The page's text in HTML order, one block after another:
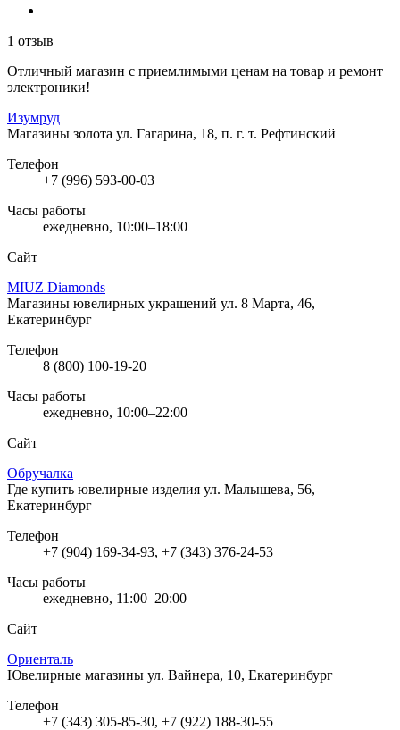
1 отзыв
Отличный магазин с приемлимыми ценам на товар и ремонт
электроники!
Изумруд
Магазины золота ул. Гагарина, 18, п. г. т. Рефтинский
Телефон
+7 (996) 593-00-03
Часы работы
ежедневно, 10:00–18:00
Сайт
MIUZ Diamonds
Магазины ювелирных украшений ул. 8 Марта, 46,
Екатеринбург
Телефон
8 (800) 100-19-20
Часы работы
ежедневно, 10:00–22:00
Сайт
Обручалка
Где купить ювелирные изделия ул. Малышева, 56,
Екатеринбург
Телефон
+7 (904) 169-34-93, +7 (343) 376-24-53
Часы работы
ежедневно, 11:00–20:00
Сайт
Ориенталь
Ювелирные магазины ул. Вайнера, 10, Екатеринбург
Телефон
+7 (343) 305-85-30, +7 (922) 188-30-55